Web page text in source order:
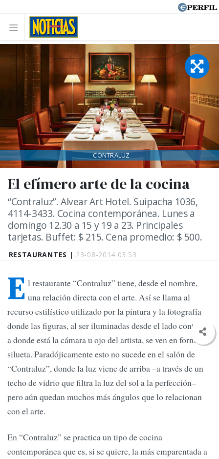
RESTAURANTES | 23-08-2014 03:53
El efímero arte de la cocina
“Contraluz”. Alvear Art Hotel. Suipacha 1036,
4114-3433. Cocina contemporánea. Lunes a
domingo 12.30 a 15 y 19 a 23. Principales
tarjetas. Buffet: $ 215. Cena promedio: $ 500.
CONTRALUZ
E l restaurante “Contraluz” tiene, desde el nombre,
una relación directa con el arte. Así se llama al
recurso estilístico utilizado por la pintura y la fotografía
donde las figuras, al ser iluminadas desde el lado contrario
a donde está la cámara u ojo del artista, se ven en forma de
silueta. Paradójicamente esto no sucede en el salón de
“Contraluz”, donde la luz viene de arriba –a través de un
techo de vidrio que filtra la luz del sol a la perfección–
pero aún quedan muchos más ángulos que lo relacionan
con el arte.
En “Contraluz” se practica un tipo de cocina
contemporánea que es, si se quiere, la más emparentada a